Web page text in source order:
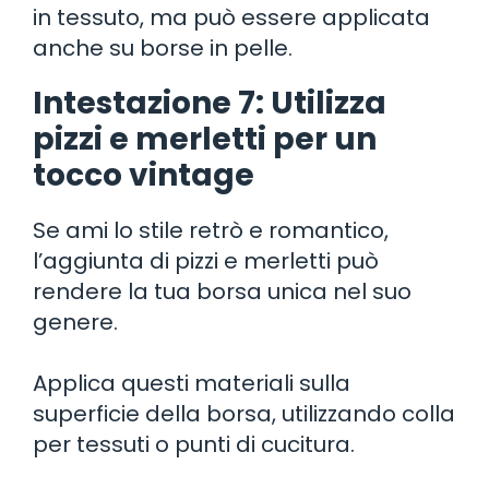
in tessuto, ma può essere applicata
anche su borse in pelle.
Intestazione 7: Utilizza
pizzi e merletti per un
tocco vintage
Se ami lo stile retrò e romantico,
l’aggiunta di pizzi e merletti può
rendere la tua borsa unica nel suo
genere.
Applica questi materiali sulla
superficie della borsa, utilizzando colla
per tessuti o punti di cucitura.